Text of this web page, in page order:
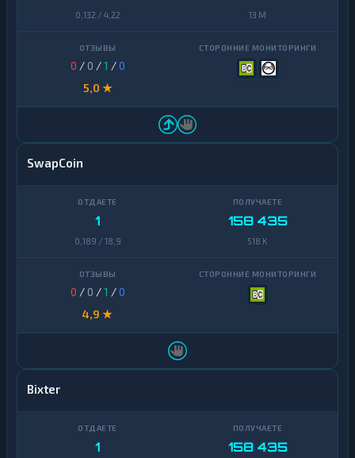
0,132 / 4,22 13 M
0 / 0 /1 /0
5,0 ★
SwapCoin
1
0,189 / 18,9
158 435
518 K
0 / 0 /1 /0
4,9 ★
Bixter
1 158 435